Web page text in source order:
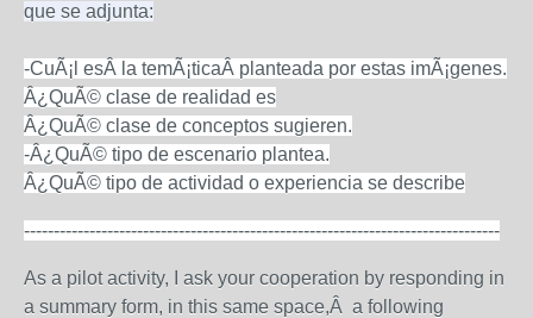
que se adjunta:
-CuÃ¡l esÂ la temÃ¡ticaÂ planteada por estas imÃ¡genes.
Â¿QuÃ© clase de realidad es
Â¿QuÃ© clase de conceptos sugieren.
-Â¿QuÃ© tipo de escenario plantea.
Â¿QuÃ© tipo de actividad o experiencia se describe
--------------------------------------------------------------------------------
As a pilot activity, I ask your cooperation by responding in
a summary form, in this same space,Â a following